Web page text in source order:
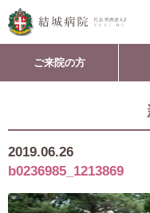
ご来院の方
2019.06.26
b0236985_1213869